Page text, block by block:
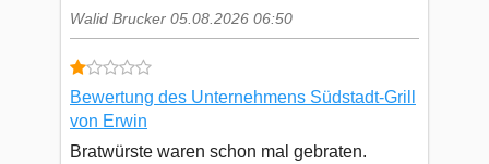
Walid Brucker 05.08.2026 06:50
Bewertung des Unternehmens Südstadt-Grill
von Erwin
Bratwürste waren schon mal gebraten.